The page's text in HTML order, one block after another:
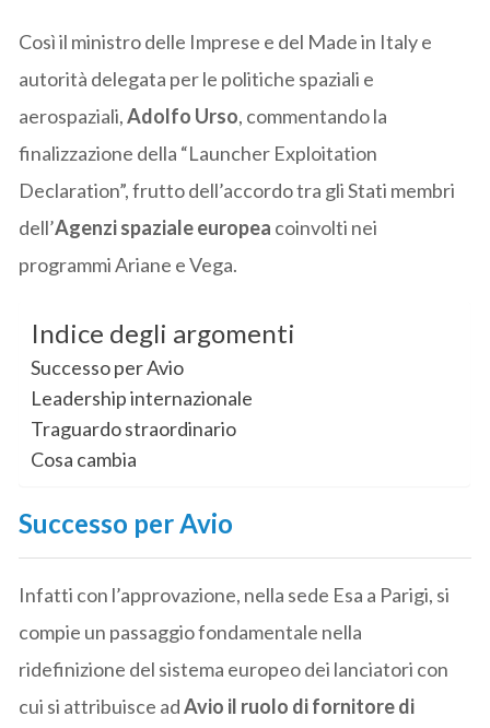
Così il ministro delle Imprese e del Made in Italy e
autorità delegata per le politiche spaziali e
aerospaziali,Adolfo Urso, commentando la
finalizzazione della “Launcher Exploitation
Declaration”, frutto dell’accordo tra gli Stati membri
dell’Agenzi spaziale europea coinvolti nei
programmi Ariane e Vega.
Indice degli argomenti
Successo per Avio
Leadership internazionale
Traguardo straordinario
Cosa cambia
Successo per Avio
Infatti con l’approvazione, nella sede Esa a Parigi, si
compie un passaggio fondamentale nella
ridefinizione del sistema europeo dei lanciatori con
cui si attribuisce adAvio il ruolo di fornitore di